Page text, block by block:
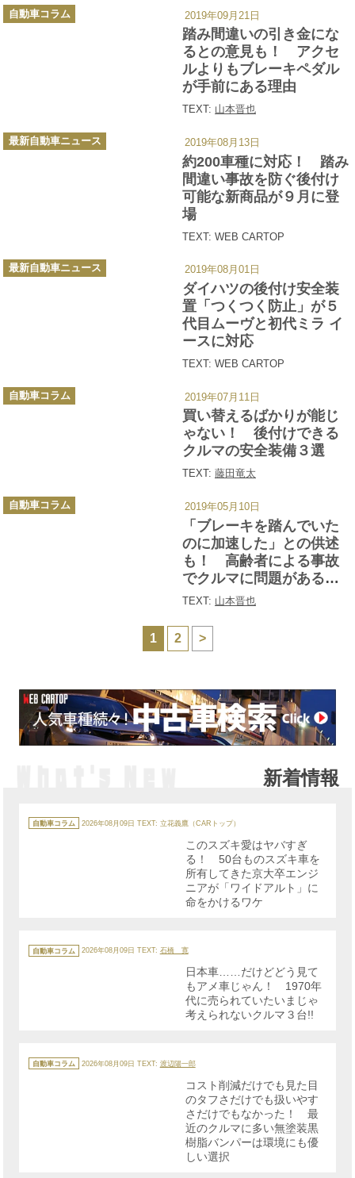
踏み間違いの引き金にな
るとの意見も！ アクセ
ルよりもブレーキペダル
が手前にある理由
TEXT: 山本晋也
カ
テ
自動車コラム 2019年09月21日
約200車種に対応！ 踏み
間違い事故を防ぐ後付け
可能な新商品が９月に登
場
TEXT: WEB CARTOP
カ
テ
最新自動車ニュース 2019年08月13日
ダイハツの後付け安全装
置「つくつく防止」が５
代目ムーヴと初代ミラ イ
ースに対応
TEXT: WEB CARTOP
カ
テ
最新自動車ニュース 2019年08月01日
買い替えるばかりが能じ
ゃない！ 後付けできる
クルマの安全装備３選
TEXT: 藤田竜太
カ
テ
自動車コラム 2019年07月11日
「ブレーキを踏んでいた
のに加速した」との供述
も！ 高齢者による事故
でクルマに問題がある可
能性はあるのか？
TEXT: 山本晋也
カ
テ
自動車コラム 2019年05月10日
1 2 >
新着情報
テ
ゴ
自動車コラム 2026年08月09日 TEXT: 立花義鷹（CARトップ）
このスズキ愛はヤバすぎ
る！ 50台ものスズキ車を
所有してきた京大卒エンジ
ニアが「ワイドアルト」に
命をかけるワケ
テ
ゴ
自動車コラム 2026年08月09日 TEXT: 石橋 寛
日本車……だけどどう見て
もアメ車じゃん！ 1970年
代に売られていたいまじゃ
考えられないクルマ３台!!
テ
ゴ
自動車コラム 2026年08月09日 TEXT: 渡辺陽一郎
コスト削減だけでも見た目
のタフさだけでも扱いやす
さだけでもなかった！ 最
近のクルマに多い無塗装黒
樹脂バンパーは環境にも優
しい選択